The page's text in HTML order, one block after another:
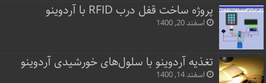
پروژه ساخت قفل‌ درب RFID با آردوینو
اسفند 20, 1400
تغذیه آردوینو با سلول‌های خورشیدی آردوینو
اسفند 14, 1400